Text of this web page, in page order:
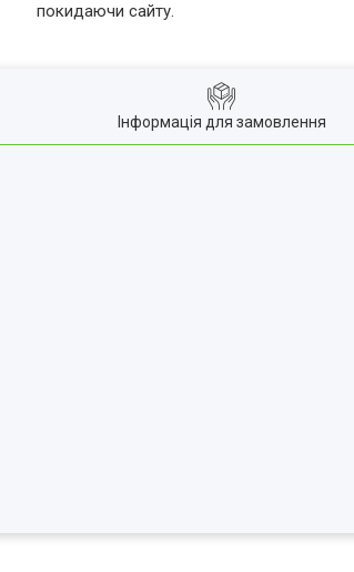
покидаючи сайту.
Інформація для замовлення